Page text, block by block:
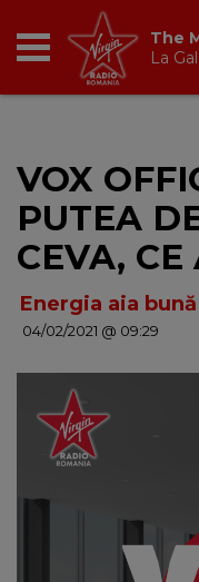
BREAKFAST
TIC TALK
CÂȘTIGĂ
DANCEFLOOR
The
La
VOX
PUTEA
CEVA,
Energia aia bună
04/02/2021 @ 09:29